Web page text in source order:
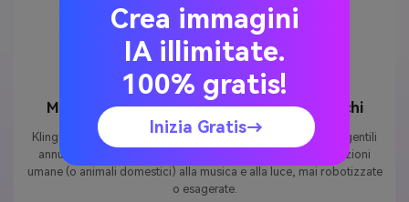
Movimento naturale della testa e degli occhi
Kling 2.6 simula movimenti sottili e realistici: lampeggi lenti, gentili
annuimenti della testa e micro-regolazioni che imitano reazioni
umane (o animali domestici) alla musica e alla luce, mai robotizzate
o esagerate.
Crea immagini
IA illimitate.
100% gratis!
Inizia Gratis→